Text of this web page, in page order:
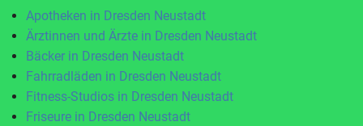
Apotheken in Dresden Neustadt
Ärztinnen und Ärzte in Dresden Neustadt
Bäcker in Dresden Neustadt
Fahrradläden in Dresden Neustadt
Fitness-Studios in Dresden Neustadt
Friseure in Dresden Neustadt